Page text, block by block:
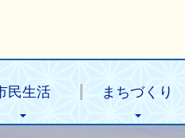
民生活 まちづくり